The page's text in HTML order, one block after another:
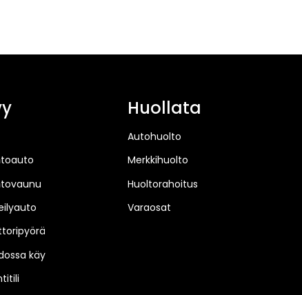
käy
Huollata
Autohuolto
Merkkihuolto
Huoltorahoitus
Varaosat